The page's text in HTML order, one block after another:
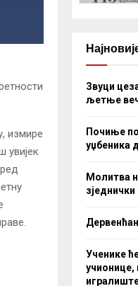
измире
увијек
Звуци
љетње
Почиње
уџбеника
Молитва
Ученике
учионице,